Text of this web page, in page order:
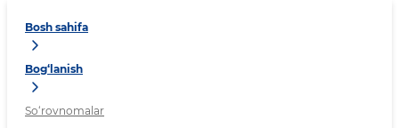
Bosh sahifa
Bog‘lanish
So‘rovnomalar